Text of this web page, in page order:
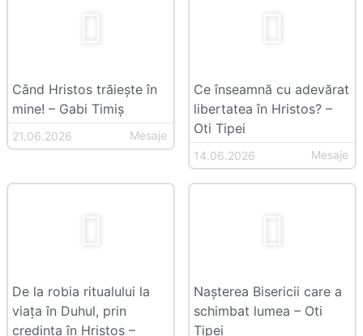
Când Hristos trăiește în
mine! – Gabi Timiș
21.06.2026 Mesaje
Ce înseamnă cu adevărat
libertatea în Hristos? –
Oti Tipei
14.06.2026 Mesaje
De la robia ritualului la
viața în Duhul, prin
credința în Hristos –
Nașterea Bisericii care a
schimbat lumea – Oti
Tipei